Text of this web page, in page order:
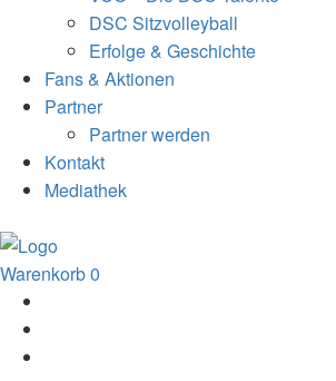
DSC Sitzvolleyball
Erfolge & Geschichte
Fans & Aktionen
Partner
Partner werden
Kontakt
Mediathek
Warenkorb0